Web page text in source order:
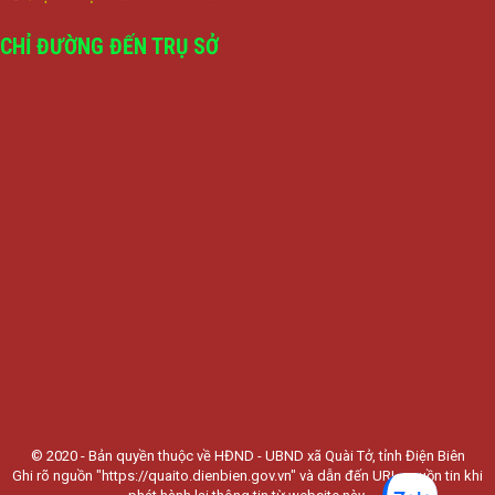
CHỈ ĐƯỜNG ĐẾN TRỤ SỞ
© 2020 - Bản quyền thuộc về HĐND - UBND xã Quài Tở, tỉnh Điện Biên
Ghi rõ nguồn "https://quaito.dienbien.gov.vn" và dẫn đến URL nguồn tin khi